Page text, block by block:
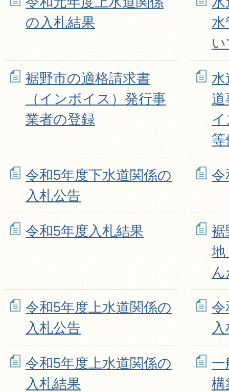
の入札結果
裾野市の適格請求書
（インボイス）発行事
業者の登録
水
等
令和5年度下水道関係の
入札公告
令
令和5年度入札結果
裾
地
令和5年度上水道関係の
入札公告
令
令和5年度上水道関係の
入札結果
一
構